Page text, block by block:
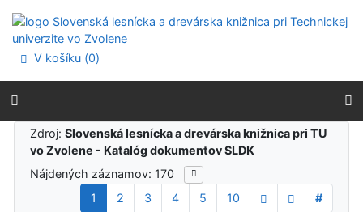
Prejsť na menu
Prehlásenie o webovej prístupnosti
V košíku (0)
Výsledky vyhľadávania
Zdroj:Slovenská lesnícka a drevárska knižnica pri TU
vo Zvolene - Katalóg dokumentov SLDK
Nájdených záznamov: 170
1
2 3 4 5 10
#